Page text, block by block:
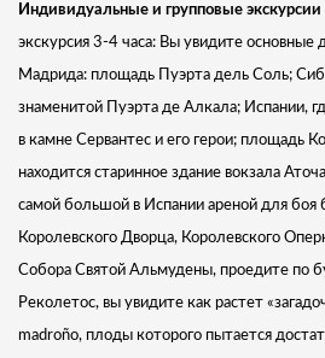
Индивидуальные и групповые
экскурсия 3-4 часа: Вы увидите основные
Мадрида: площадь Пуэрта дель Соль;
знаменитой Пуэрта де Алкала; Испании,
в камне Сервантес и его герои; площадь
находится старинное здание вокзала
самой большой в Испании ареной для боя
Королевского Дворца, Королевского
Собора Святой Альмудены, проедите по
Реколетос, вы увидите как растет
madroño, плоды которого пытается